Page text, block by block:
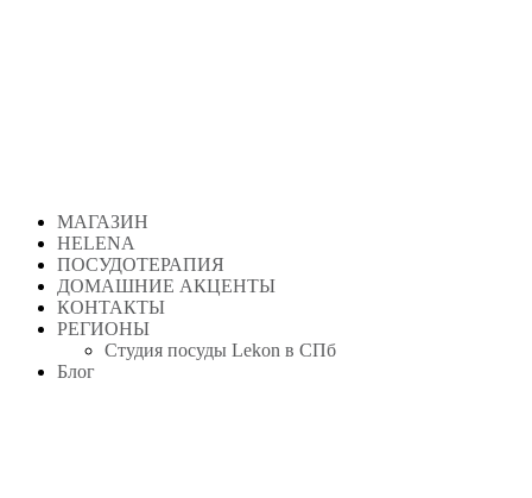
МАГАЗИН
HELENA
ПОСУДОТЕРАПИЯ
ДОМАШНИЕ АКЦЕНТЫ
КОНТАКТЫ
РЕГИОНЫ
Студия посуды Lekon в СПб
Блог